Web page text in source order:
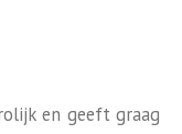
en geeft graag